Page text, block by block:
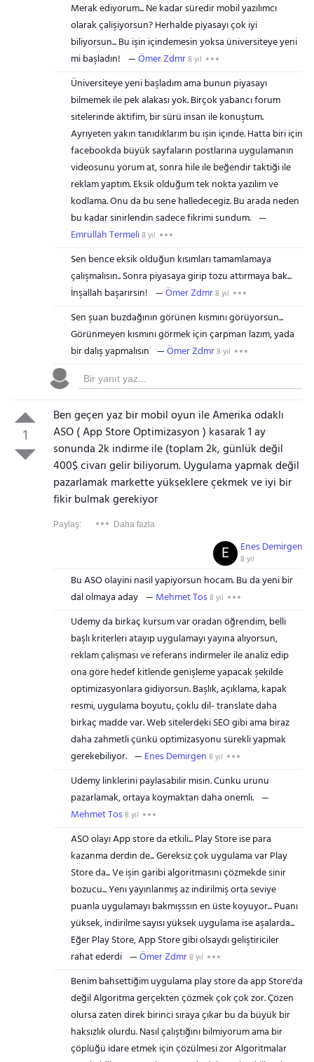
Merak ediyorum... Ne kadar süredir mobil yazılımcı
olarak çalişiyorsun? Herhalde piyasayı çok iyi
biliyorsun... Bu işin içindemesin yoksa üniversiteye yeni
mi başladın!
Ömer Zdmr8 yıl
Üniversiteye yeni başladım ama bunun piyasayı
bilmemek ile pek alakası yok. Birçok yabancı forum
sitelerinde aktifim, bir sürü insan ile konuştum.
Ayrıyeten yakın tanıdıklarım bu işin içinde. Hatta biri için
facebookda büyük sayfaların postlarına uygulamanın
videosunu yorum at, sonra hile ile beğendir taktiği ile
reklam yaptım. Eksik olduğum tek nokta yazılım ve
kodlama. Onu da bu sene halledecegiz. Bu arada neden
bu kadar sinirlendin sadece fikrimi sundum.
Emrullah Termeli8 yıl
Sen bence eksik olduğun kısımları tamamlamaya
çalışmalısın.. Sonra piyasaya girip tozu attırmaya bak...
İnşallah başarırsın!
Ömer Zdmr8 yıl
Sen şuan buzdağının görünen kısmını görüyorsun...
Görünmeyen kısmını görmek için çarpman lazım, yada
bir dalış yapmalısın
Ömer Zdmr8 yıl
1
Ben geçen yaz bir mobil oyun ile Amerika odaklı
ASO ( App Store Optimizasyon ) kasarak 1 ay
sonunda 2k indirme ile (toplam 2k, günlük değil
400$ civarı gelir biliyorum. Uygulama yapmak değil
pazarlamak markette yükseklere çekmek ve iyi bir
fikir bulmak gerekiyor
Paylaş: Daha fazla
Enes Demirgen
8 yıl
E
Bu ASO olayini nasil yapiyorsun hocam. Bu da yeni bir
dal olmaya aday
Mehmet Tos8 yıl
Udemy da birkaç kursum var oradan öğrendim, belli
başlı kriterleri atayıp uygulamayı yayına alıyorsun,
reklam çalışması ve referans indirmeler ile analiz edip
ona göre hedef kitlende genişleme yapacak şekilde
optimizasyonlara gidiyorsun. Başlık, açıklama, kapak
resmi, uygulama boyutu, çoklu dil- translate daha
birkaç madde var. Web sitelerdeki SEO gibi ama biraz
daha zahmetli çünkü optimizasyonu sürekli yapmak
gerekebiliyor.
Enes Demirgen 8 yıl
Udemy linklerini paylasabilir misin. Cunku urunu
pazarlamak, ortaya koymaktan daha onemli.
Mehmet Tos8 yıl
ASO olayı App store da etkili... Play Store ise para
kazanma derdin de... Gereksiz çok uygulama var Play
Store da... Ve işin garibi algoritmasını çözmekde sinir
bozucu... Yenı yayınlanmış az indirilmiş orta seviye
puanla uygulamayı bakmışssın en üste koyuyor... Puanı
yüksek, indirilme sayısı yüksek uygulama ise aşalarda...
Eğer Play Store, App Store gibi olsaydı geliştiriciler
rahat ederdi
Ömer Zdmr8 yıl
Benim bahsettiğim uygulama play store da app Store'da
değil Algoritma gerçekten çözmek çok çok zor. Çözen
olursa zaten direk birinci sıraya çıkar bu da büyük bir
haksızlık olurdu. Nasıl çalıştığını bilmiyorum ama bir
çöplüğü idare etmek için çözülmesi zor Algoritmalar